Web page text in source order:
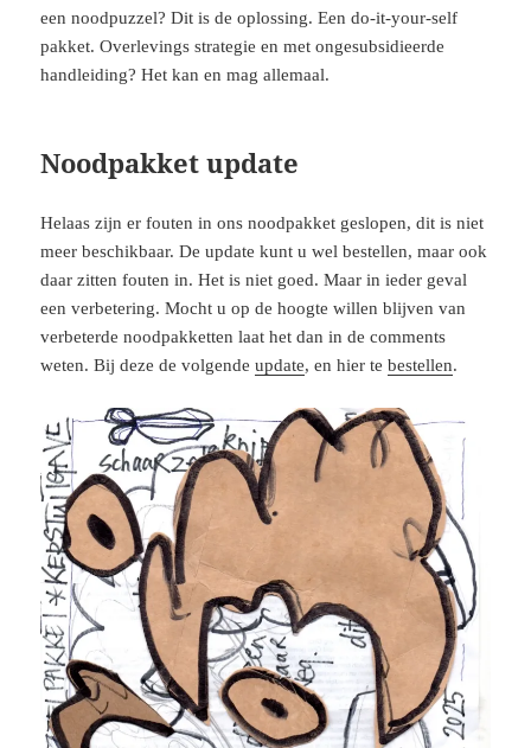
een noodpuzzel? Dit is de oplossing. Een do-it-your-self
pakket. Overlevings strategie en met ongesubsidieerde
handleiding? Het kan en mag allemaal.
Noodpakket update
Helaas zijn er fouten in ons noodpakket geslopen, dit is niet
meer beschikbaar. De update kunt u wel bestellen, maar ook
daar zitten fouten in. Het is niet goed. Maar in ieder geval
een verbetering. Mocht u op de hoogte willen blijven van
verbeterde noodpakketten laat het dan in de comments
weten. Bij deze de volgendeupdate, en hier tebestellen.